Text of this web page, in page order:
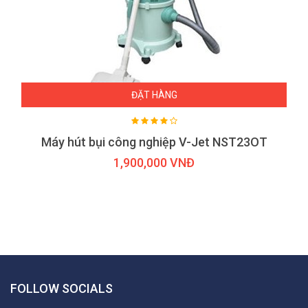
ĐẶT HÀNG
Máy hút bụi công nghiệp V-Jet NST23OT
1,900,000 VNĐ
FOLLOW SOCIALS